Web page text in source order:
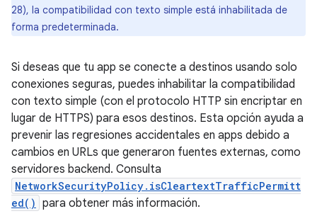
28), la compatibilidad con texto simple está inhabilitada de
forma predeterminada.
Si deseas que tu app se conecte a destinos usando solo
conexiones seguras, puedes inhabilitar la compatibilidad
con texto simple (con el protocolo HTTP sin encriptar en
lugar de HTTPS) para esos destinos. Esta opción ayuda a
prevenir las regresiones accidentales en apps debido a
cambios en URLs que generaron fuentes externas, como
servidores backend. Consulta
NetworkSecurityPolicy.isCleartextTrafficPermitt
ed() para obtener más información.